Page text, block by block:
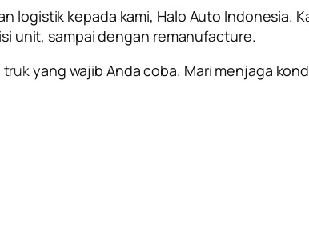
logistik kepada kami, Halo Auto Indonesia.
unit, sampai dengan remanufacture.
trukyang wajib Anda coba. Mari menjaga